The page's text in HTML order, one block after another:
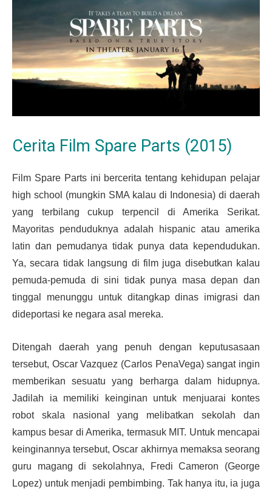
Cerita Film Spare Parts (2015)
Film Spare Parts ini bercerita tentang kehidupan pelajar
high school (mungkin SMA kalau di Indonesia) di daerah
yang terbilang cukup terpencil di Amerika Serikat.
Mayoritas penduduknya adalah hispanic atau amerika
latin dan pemudanya tidak punya data kependudukan.
Ya, secara tidak langsung di film juga disebutkan kalau
pemuda-pemuda di sini tidak punya masa depan dan
tinggal menunggu untuk ditangkap dinas imigrasi dan
dideportasi ke negara asal mereka.
Ditengah daerah yang penuh dengan keputusasaan
tersebut, Oscar Vazquez (Carlos PenaVega) sangat ingin
memberikan sesuatu yang berharga dalam hidupnya.
Jadilah ia memiliki keinginan untuk menjuarai kontes
robot skala nasional yang melibatkan sekolah dan
kampus besar di Amerika, termasuk MIT. Untuk mencapai
keinginannya tersebut, Oscar akhirnya memaksa seorang
guru magang di sekolahnya, Fredi Cameron (George
Lopez) untuk menjadi pembimbing. Tak hanya itu, ia juga